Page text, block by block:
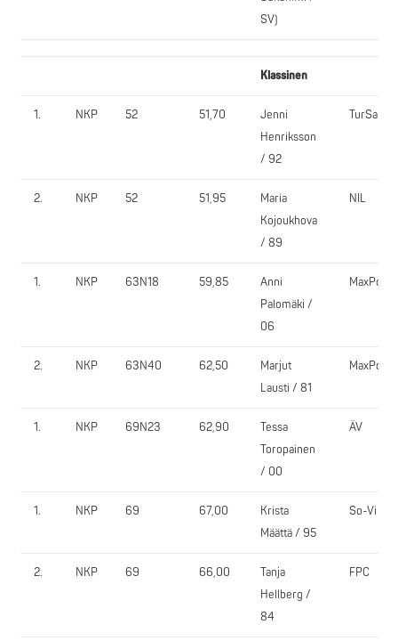
SV)
Klassinen
1. NKP 52 51,70
Jenni
Henriksson
/ 92
TurSa
2. NKP 52 51,95
Maria
Kojoukhova
/ 89
NIL
1. NKP 63N18 59,85
Anni
Palomäki /
06
2. NKP 63N40 62,50
Marjut
Lausti / 81
1. NKP 69N23 62,90
Tessa
Toropainen
/ 00
ÄV
1. NKP 69 67,00
Krista
Määttä / 95
So-Vi
2. NKP 69 66,00
Tanja
Hellberg /
84
FPC